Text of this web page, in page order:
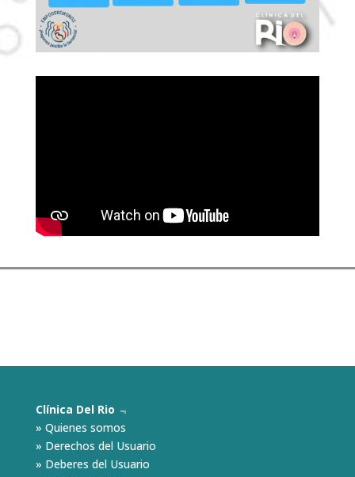
Clínica Del Rio ﹃
» Quienes somos
» Derechos del Usuario
» Deberes del Usuario